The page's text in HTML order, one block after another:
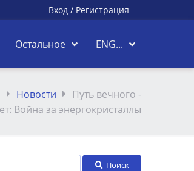
Вход / Регистрация
Остальное ENG...
Новости
Путь вечного -
Война за энергокристаллы
Поиск